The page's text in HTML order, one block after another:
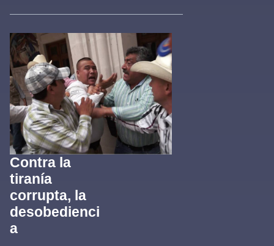
Contra la
tiranía
corrupta, la
desobedienci
a